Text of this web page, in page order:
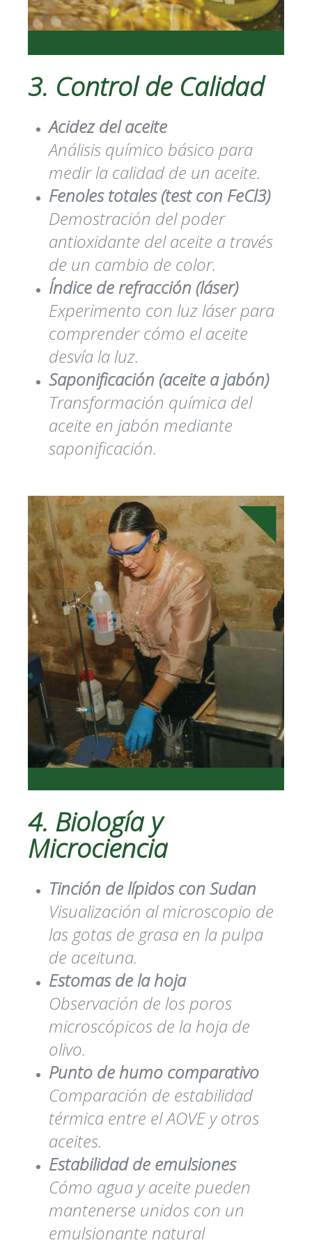
3. Control de Calidad
Acidez del aceite
Análisis químico básico para
medir la calidad de un aceite.
Fenoles totales (test con FeCl3)
Demostración del poder
antioxidante del aceite a través
de un cambio de color.
Índice de refracción (láser)
Experimento con luz láser para
comprender cómo el aceite
desvía la luz.
Saponificación (aceite a jabón)
Transformación química del
aceite en jabón mediante
saponificación.
4. Biología y
Microciencia
Tinción de lípidos con Sudan
Visualización al microscopio de
las gotas de grasa en la pulpa
de aceituna.
Estomas de la hoja
Observación de los poros
microscópicos de la hoja de
olivo.
Punto de humo comparativo
Comparación de estabilidad
térmica entre el AOVE y otros
aceites.
Estabilidad de emulsiones
Cómo agua y aceite pueden
mantenerse unidos con un
emulsionante natural